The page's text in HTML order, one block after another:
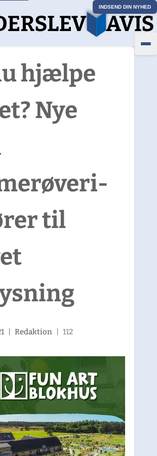
INDSEND DIN NYHED
hjælpe
Nye
til
|Redaktion |112